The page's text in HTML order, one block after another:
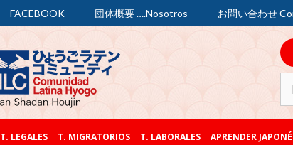
FACEBOOK 団体概要 ….Nosotros お問い合わせ
T. LEGALES T. MIGRATORIOS T. LABORALES APRENDER